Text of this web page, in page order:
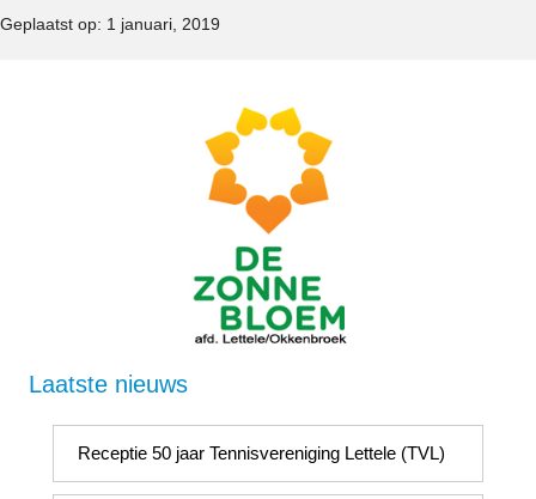
Geplaatst op: 1 januari, 2019
Laatste nieuws
Receptie 50 jaar Tennisvereniging Lettele (TVL)